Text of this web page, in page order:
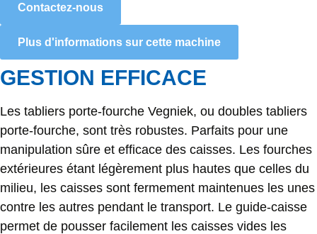
Contactez-nous
Plus d'informations sur cette machine
GESTION EFFICACE
Les tabliers porte-fourche Vegniek, ou doubles tabliers
porte-fourche, sont très robustes. Parfaits pour une
manipulation sûre et efficace des caisses. Les fourches
extérieures étant légèrement plus hautes que celles du
milieu, les caisses sont fermement maintenues les unes
contre les autres pendant le transport. Le guide-caisse
permet de pousser facilement les caisses vides les